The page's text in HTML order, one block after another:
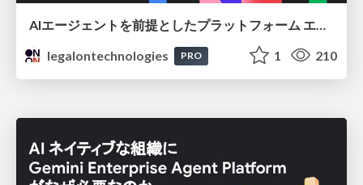
legalontechnologies
PRO 1 210